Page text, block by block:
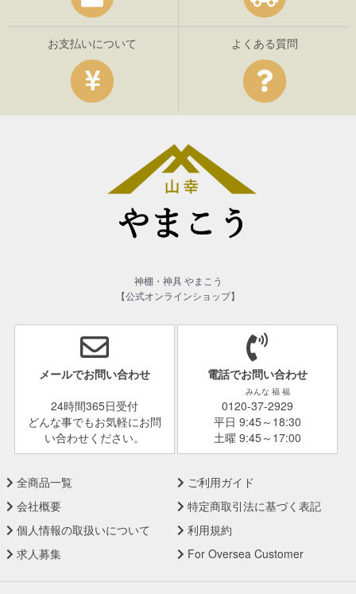
お支払いについて よくある質問
神棚・神具 やまこう
【公式オンラインショップ】
メールでお問い合わせ
24時間365日受付
どんな事でもお気軽にお問
い合わせください。
電話でお問い合わせ
みんな 福 福
0120-37-2929
平日 9:45～18:30
土曜 9:45～17:00
全商品一覧
ご利用ガイド
会社概要
特定商取引法に基づく表記
個人情報の取扱いについて
利用規約
求人募集
For Oversea Customer